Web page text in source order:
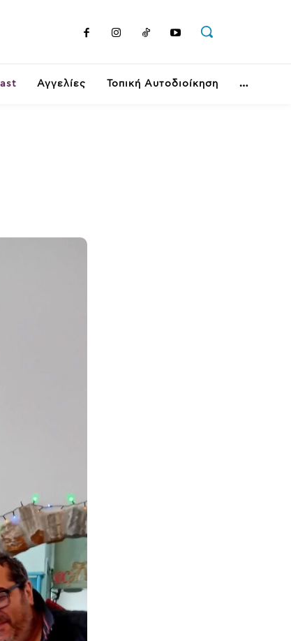
Αγγελίες Τοπική Αυτοδιοίκηση